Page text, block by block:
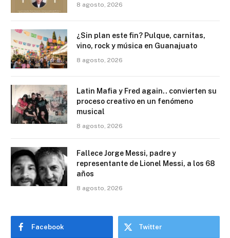
8 agosto, 2026
¿Sin plan este fin? Pulque, carnitas,
vino, rock y música en Guanajuato
8 agosto, 2026
Latin Mafia y Fred again.. convierten su
proceso creativo en un fenómeno
musical
8 agosto, 2026
Fallece Jorge Messi, padre y
representante de Lionel Messi, a los 68
años
8 agosto, 2026
Facebook Twitter